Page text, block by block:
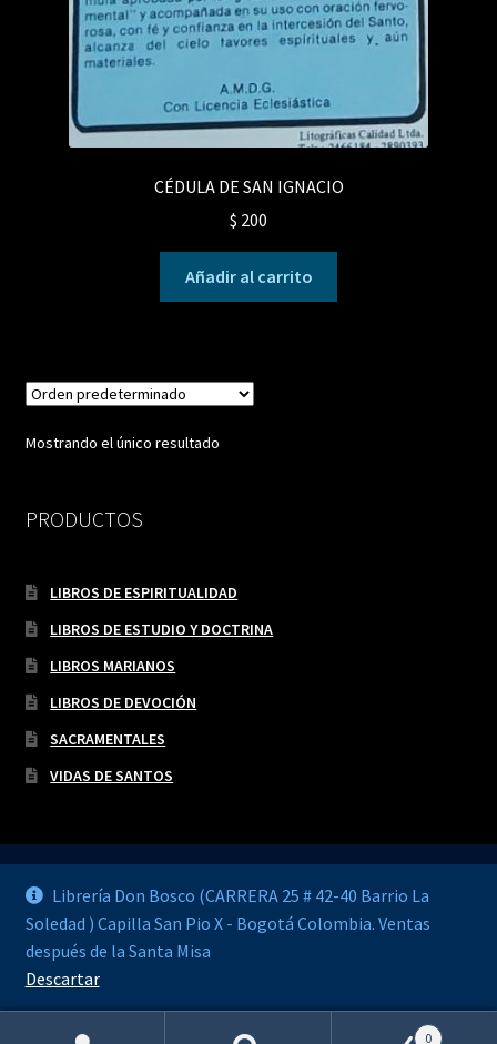
Librería Don Bosco (CARRERA 25 # 42-40 Barrio La
Soledad ) Capilla San Pio X - Bogotá Colombia. Ventas
después de la Santa Misa
Descartar
CÉDULA DE SAN IGNACIO
$ 200
Añadir al carrito
Mostrando el único resultado
PRODUCTOS
LIBROS DE ESPIRITUALIDAD
LIBROS DE ESTUDIO Y DOCTRINA
LIBROS MARIANOS
LIBROS DE DEVOCIÓN
SACRAMENTALES
VIDAS DE SANTOS
© LIBRERÍA DON BOSCO 2026
Construido con WooCommerce
0